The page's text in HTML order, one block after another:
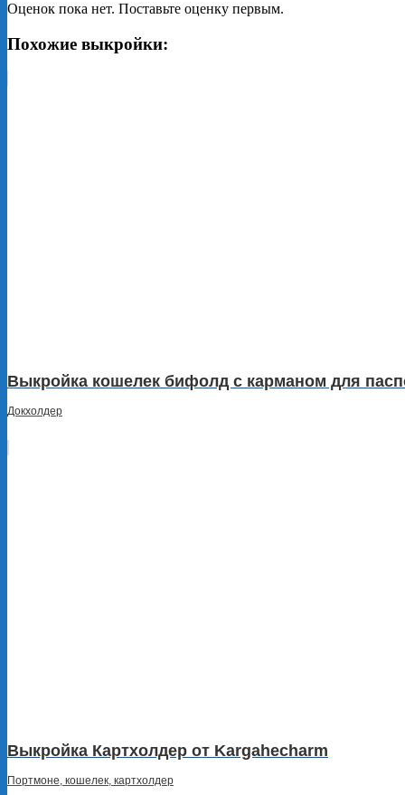
Оценок пока нет. Поставьте оценку первым.
Похожие выкройки:
Выкройка кошелек бифолд с карманом для
Докхолдер
Выкройка Картхолдер от Kargahecharm
Портмоне, кошелек, картхолдер